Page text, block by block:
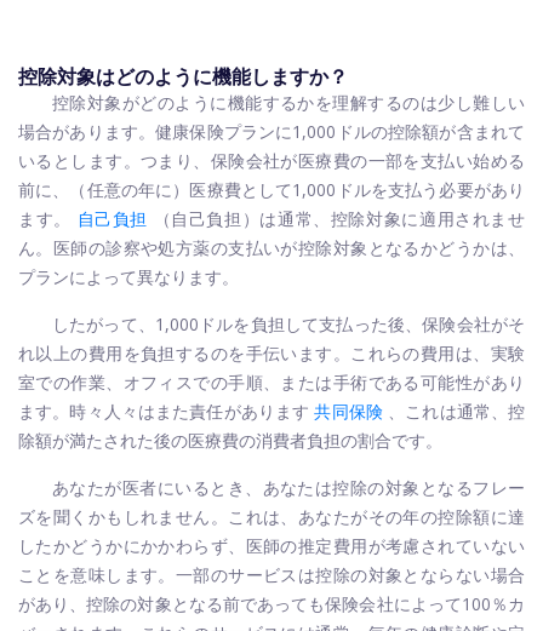
控除対象はどのように機能しますか？
控除対象がどのように機能するかを理解するのは少し難しい
場合があります。健康保険プランに1,000ドルの控除額が含まれて
いるとします。つまり、保険会社が医療費の一部を支払い始める
前に、（任意の年に）医療費として1,000ドルを支払う必要があり
ます。
自己負担
（自己負担）は通常、控除対象に適用されませ
ん。医師の診察や処方薬の支払いが控除対象となるかどうかは、
プランによって異なります。
したがって、1,000ドルを負担して支払った後、保険会社がそ
れ以上の費用を負担するのを手伝います。これらの費用は、実験
室での作業、オフィスでの手順、または手術である可能性があり
ます。時々人々はまた責任があります 共同保険 、これは通常、控
除額が満たされた後の医療費の消費者負担の割合です。
あなたが医者にいるとき、あなたは控除の対象となるフレー
ズを聞くかもしれません。これは、あなたがその年の控除額に達
したかどうかにかかわらず、医師の推定費用が考慮されていない
ことを意味します。一部のサービスは控除の対象とならない場合
があり、控除の対象となる前であっても保険会社によって100％カ